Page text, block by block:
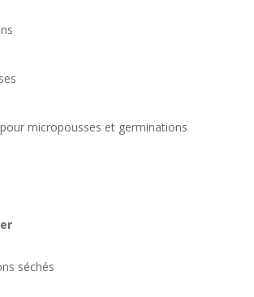
micropousses et germinations
séchés